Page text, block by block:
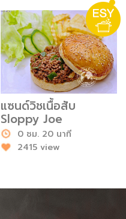
แซนด์วิชเนื้อสับ
Sloppy Joe
0 ชม. 20 นาที
2415 view